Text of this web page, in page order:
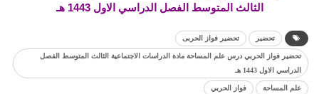
الثالث المتوسط الفصل الدراسي الاول 1443 هـ
تحضير تحضير فواز الحربى
تحضير فواز الحربي درس علم المساحة مادة الدراسات الاجتماعية الثالث المتوسط الفصل
الدراسي الاول 1443 هـ
علم المساحة فواز الحربي